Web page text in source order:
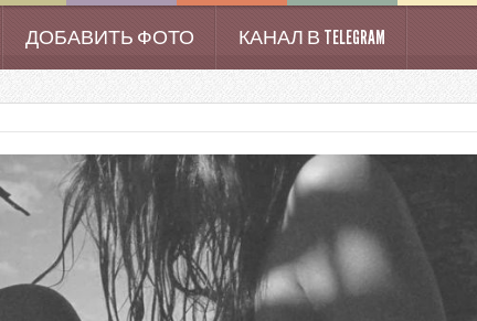
ДОБАВИТЬ ФОТО КАНАЛ В TELEGRAM